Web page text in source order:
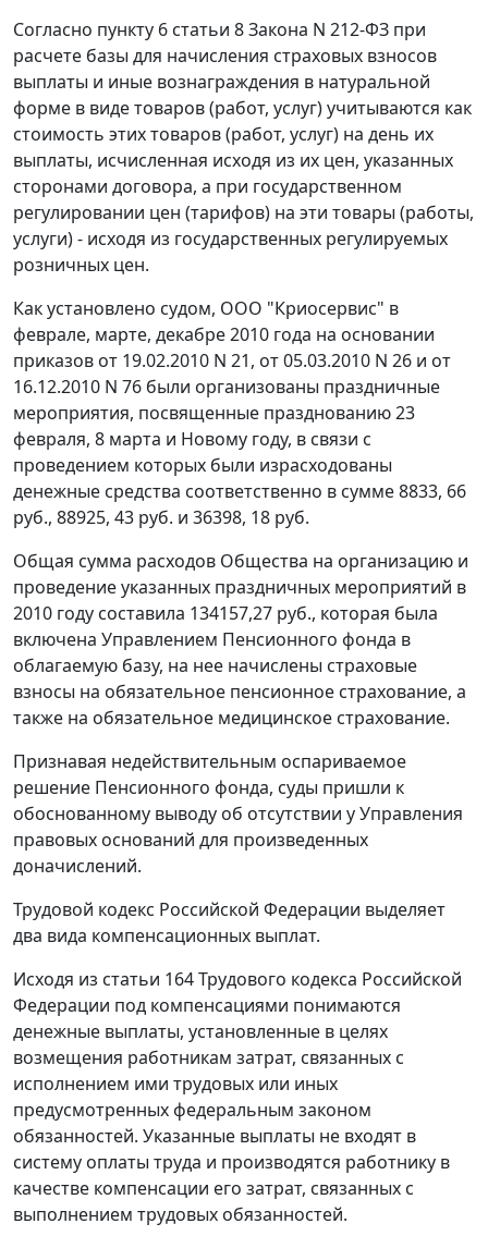
Согласно пункту 6 статьи 8Закона N 212-ФЗ при
расчете базы для начисления страховых взносов
выплаты и иные вознаграждения в натуральной
форме в виде товаров (работ, услуг) учитываются как
стоимость этих товаров (работ, услуг) на день их
выплаты, исчисленная исходя из их цен, указанных
сторонами договора, а при государственном
регулировании цен (тарифов) на эти товары (работы,
услуги) - исходя из государственных регулируемых
розничных цен.
Как установлено судом, ООО "Криосервис" в
феврале, марте, декабре 2010 года на основании
приказов от 19.02.2010 N 21, от 05.03.2010 N 26 и от
16.12.2010 N 76 были организованы праздничные
мероприятия, посвященные празднованию 23
февраля, 8 марта и Новому году, в связи с
проведением которых были израсходованы
денежные средства соответственно в сумме 8833, 66
руб., 88925, 43 руб. и 36398, 18 руб.
Общая сумма расходов Общества на организацию и
проведение указанных праздничных мероприятий в
2010 году составила 134157,27 руб., которая была
включена Управлением Пенсионного фонда в
облагаемую базу, на нее начислены страховые
взносы на обязательное пенсионное страхование, а
также на обязательное медицинское страхование.
Признавая недействительным оспариваемое
решение Пенсионного фонда, суды пришли к
обоснованному выводу об отсутствии у Управления
правовых оснований для произведенных
доначислений.
Трудовой кодекс Российской Федерации выделяет
два вида компенсационных выплат.
Исходя из статьи 164Трудового кодекса Российской
Федерации под компенсациями понимаются
денежные выплаты, установленные в целях
возмещения работникам затрат, связанных с
исполнением ими трудовых или иных
предусмотренных федеральным законом
обязанностей. Указанные выплаты не входят в
систему оплаты труда и производятся работнику в
качестве компенсации его затрат, связанных с
выполнением трудовых обязанностей.